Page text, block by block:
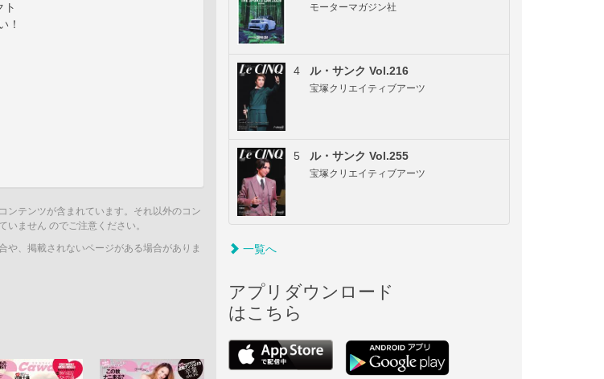
ト
！
ンテンツが含まれています。それ以外のコン
ません のでご注意ください。
、掲載されないページがある場合がありま
モーターマガジン社
4 ル・サンク Vol.216
宝塚クリエイティブアーツ
5 ル・サンク Vol.255
宝塚クリエイティブアーツ
一覧へ
アプリダウンロード
はこちら